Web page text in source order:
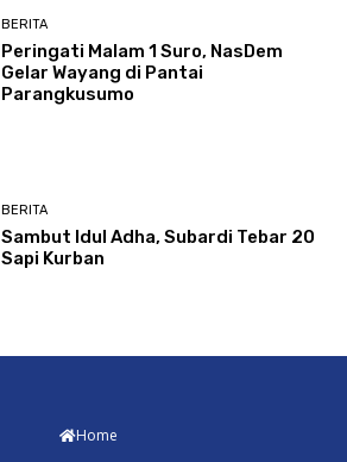
BERITA
Peringati Malam 1 Suro, NasDem
Gelar Wayang di Pantai
Parangkusumo
BERITA
Sambut Idul Adha, Subardi Tebar 20
Sapi Kurban
Home